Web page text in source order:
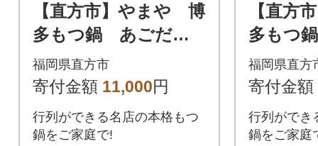
【直方市】やまや 博
多もつ鍋 あごだし
醤油味(1～2人前)
福岡県直方市
寄付金額 11,000円
行列ができる名店の本格もつ
鍋をご家庭で!
【直方
多もつ
(1～2人
福岡県直方
寄付金額
行列ができ
鍋をご家庭